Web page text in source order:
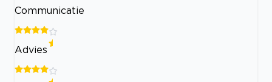
Communicatie
Advies